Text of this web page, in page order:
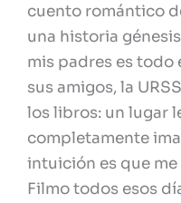
cuento romántico
una historia
mis padres es todo
sus amigos, la
los libros: un lugar
completamente
intuición es que
Filmo todos esos